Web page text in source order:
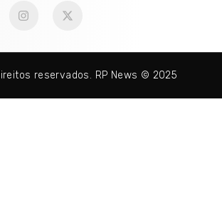
reservados. RP News © 2025